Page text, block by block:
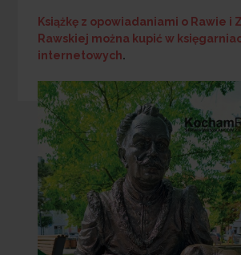
Książkę z opowiadaniami o Rawie i
Rawskiej można kupić w
internetowych.